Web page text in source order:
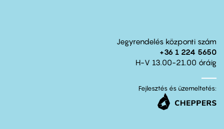
Jegyrendelés központi szám
+36 1 224 5650
H-V 13.00-21.00 óráig
Fejlesztés és üzemeltetés: